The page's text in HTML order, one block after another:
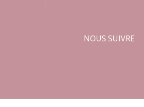
NOUS SUIVRE